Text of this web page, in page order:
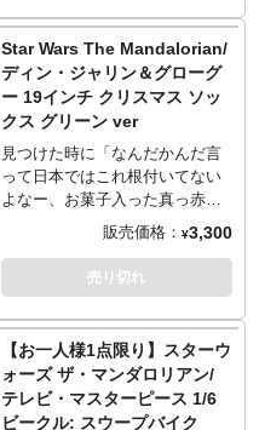
ーザーの内部をイメージしたジ
オラマ造型に。
ンタは銀河からやってくる。
Star Wars The Mandalorian/
ディン・ジャリン＆グローグ
ー 19インチ クリスマス ソッ
クス グリーン ver
見つけた時に「なんだかんだ言
って日本ではこれ根付いてない
よなー、お菓子入った真っ赤な
ブーツはあるけど」と思ってい
ながら、身体は商品登録をすで
に完了していたので、この靴下
にはかなりのフォースを感じて
Mandalorian』から、ディン・ジ
ャリン＆グローグーのクリスマ
ス靴下。親子でかわいいは正
義、時々ズルし。泣く。
販売価格： ¥3,300
売り切れ
【お一人様1点限り】スターウ
ォーズ ザ・マンダロリアン/
テレビ・マスターピース 1/6
ビークル: スウープバイク